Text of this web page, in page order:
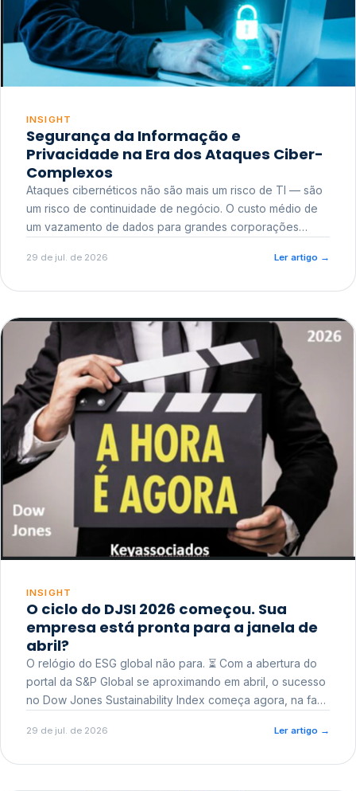
INSIGHT
Segurança da Informação e
Privacidade na Era dos Ataques Ciber-
Complexos
Ataques cibernéticos não são mais um risco de TI — são
um risco de continuidade de negócio. O custo médio de
um vazamento de dados para grandes corporações
reputacional e o risco regulatório junto a órgãos como a
29 de jul. de 2026 Ler artigo →
INSIGHT
O ciclo do DJSI 2026 começou. Sua
empresa está pronta para a janela de
abril?
O relógio do ESG global não para. ⏳ Com a abertura do
portal da S&P Global se aproximando em abril, o sucesso
no Dow Jones Sustainability Index começa agora, na fase
29 de jul. de 2026 Ler artigo →